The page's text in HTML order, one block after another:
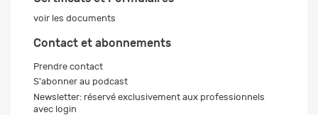
voir les documents
Contact et abonnements
Prendre contact
S'abonner au podcast
Newsletter: réservé exclusivement aux professionnels
avec login